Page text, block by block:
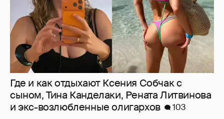
Где и как отдыхают Ксения Собчак с
сыном, Тина Канделаки, Рената Литвинова
и экс-возлюбленные олигархов
103